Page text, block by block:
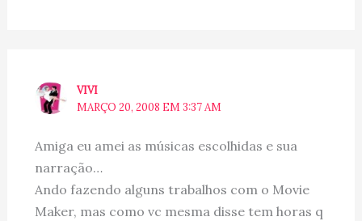
VIVI
MARÇO 20, 2008 EM 3:37 AM
Amiga eu amei as músicas escolhidas e sua
narração…
Ando fazendo alguns trabalhos com o Movie
Maker, mas como vc mesma disse tem horas q